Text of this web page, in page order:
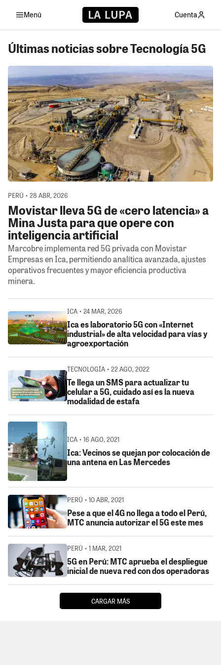
Menú Cuenta
Últimas noticias sobre Tecnología 5G
PERÚ • 28 ABR, 2026
Movistar lleva 5G de «cero latencia» a
Mina Justa para que opere con
inteligencia artificial
Marcobre implementa red 5G privada con Movistar
Empresas en Ica, permitiendo analítica avanzada, ajustes
operativos frecuentes y mayor eficiencia productiva
minera.
ICA • 24 MAR, 2026
Ica es laboratorio 5G con «Internet
industrial» de alta velocidad para vías y
agroexportación
TECNOLOGÍA • 22 AGO, 2022
Te llega un SMS para actualizar tu
celular a 5G, cuidado así es la nueva
modalidad de estafa
ICA • 16 AGO, 2021
Ica: Vecinos se quejan por colocación de
una antena en Las Mercedes
PERÚ • 10 ABR, 2021
Pese a que el 4G no llega a todo el Perú,
MTC anuncia autorizar el 5G este mes
PERÚ • 1 MAR, 2021
5G en Perú: MTC aprueba el despliegue
inicial de nueva red con dos operadoras
CARGAR MÁS